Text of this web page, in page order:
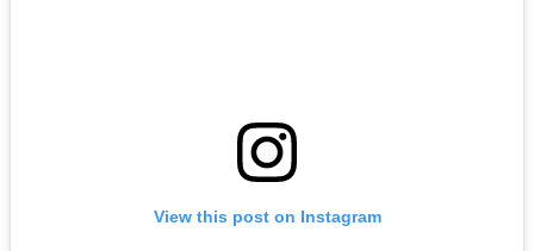
View this post on Instagram